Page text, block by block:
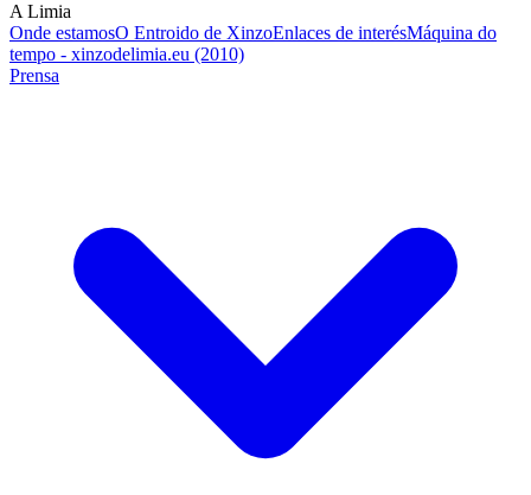
A Limia
Onde estamosO Entroido de XinzoEnlaces de interésMáquina do
tempo - xinzodelimia.eu (2010)
Prensa